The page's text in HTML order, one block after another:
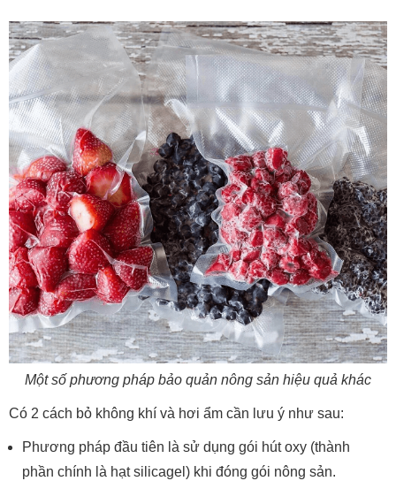
Một số phương pháp bảo quản nông sản hiệu quả khác
Có 2 cách bỏ không khí và hơi ẩm cần lưu ý như sau:
Phương pháp đầu tiên là sử dụng gói hút oxy (thành
phần chính là hạt silicagel) khi đóng gói nông sản.